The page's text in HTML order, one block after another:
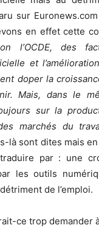
sur
en effet cette
l’OCDE, des
et
doper la
Mais, dans le
sur la
des marchés du
là sont dites mais
par : une
les outils
de l’emploi.
ce trop demander